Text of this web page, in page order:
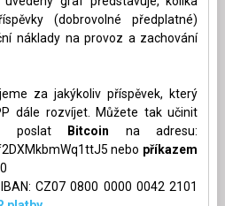
(dobrovolné předplatné)
náklady na provoz a zachování
za jakýkoliv příspěvek, který
dále rozvíjet. Můžete tak učinit
poslat Bitcoin na adresu:
nebo příkazem
CZ07 0800 0000 0042 2101